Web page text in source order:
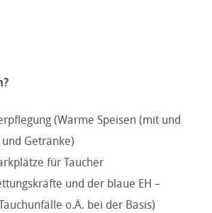
(Warme Speisen (mit und
Getränke)
für Taucher
und der blaue EH –
o.Ä. bei der Basis)